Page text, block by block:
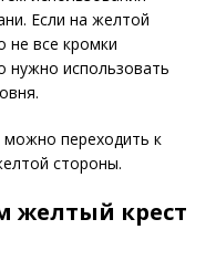
Если на желтой
не все кромки
нужно использовать
можно переходить к
стороны.
желтый крест